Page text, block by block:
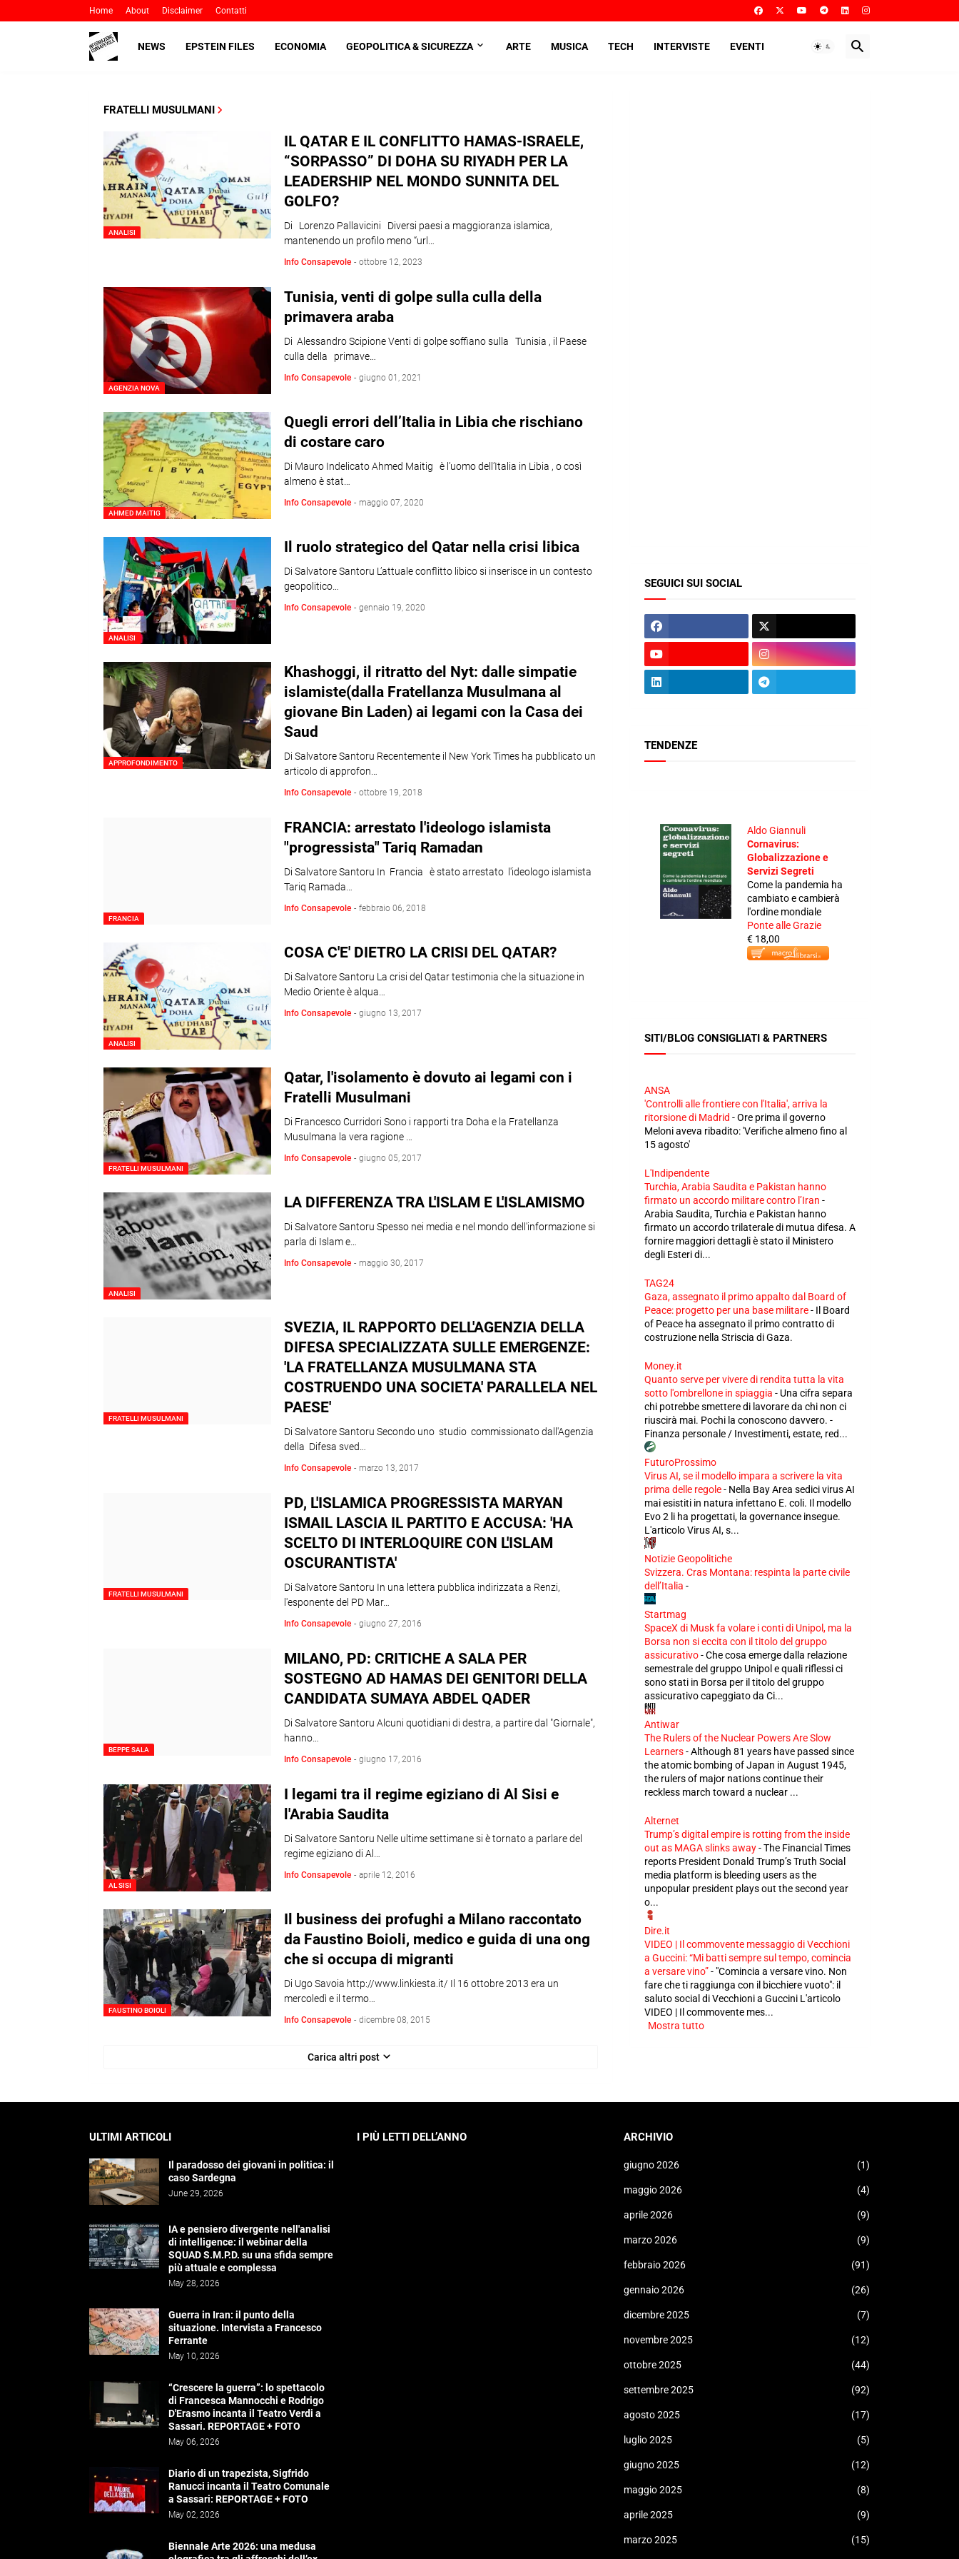
Home About Disclaimer Contatti
NEWS EPSTEIN FILES ECONOMIA GEOPOLITICA & SICUREZZA ARTE MUSICA TECH INTERVISTE EVENTI
FRATELLI MUSULMANI
ANALISI
IL QATAR E IL CONFLITTO HAMAS-ISRAELE,
“SORPASSO” DI DOHA SU RIYADH PER LA
LEADERSHIP NEL MONDO SUNNITA DEL
GOLFO?
Di Lorenzo Pallavicini Diversi paesi a maggioranza islamica,
mantenendo un profilo meno “url…
Info Consapevole - ottobre 12, 2023
AGENZIA NOVA
Tunisia, venti di golpe sulla culla della
primavera araba
Di Alessandro Scipione Venti di golpe soffiano sulla Tunisia , il Paese
culla della primave…
Info Consapevole - giugno 01, 2021
AHMED MAITIG
Quegli errori dell’Italia in Libia che rischiano
di costare caro
Di Mauro Indelicato Ahmed Maitig è l’uomo dell’Italia in Libia , o così
almeno è stat…
Info Consapevole - maggio 07, 2020
ANALISI
Il ruolo strategico del Qatar nella crisi libica
Di Salvatore Santoru L’attuale conflitto libico si inserisce in un contesto
geopolitico…
Info Consapevole - gennaio 19, 2020
APPROFONDIMENTO
Khashoggi, il ritratto del Nyt: dalle simpatie
islamiste(dalla Fratellanza Musulmana al
giovane Bin Laden) ai legami con la Casa dei
Saud
Di Salvatore Santoru Recentemente il New York Times ha pubblicato un
articolo di approfon…
Info Consapevole - ottobre 19, 2018
FRANCIA
FRANCIA: arrestato l'ideologo islamista
"progressista" Tariq Ramadan
Di Salvatore Santoru In Francia è stato arrestato l'ideologo islamista
Tariq Ramada…
Info Consapevole - febbraio 06, 2018
ANALISI
COSA C'E' DIETRO LA CRISI DEL QATAR?
Di Salvatore Santoru La crisi del Qatar testimonia che la situazione in
Medio Oriente è alqua…
Info Consapevole - giugno 13, 2017
FRATELLI MUSULMANI
Qatar, l'isolamento è dovuto ai legami con i
Fratelli Musulmani
Di Francesco Curridori Sono i rapporti tra Doha e la Fratellanza
Musulmana la vera ragione …
Info Consapevole - giugno 05, 2017
ANALISI
LA DIFFERENZA TRA L'ISLAM E L'ISLAMISMO
Di Salvatore Santoru Spesso nei media e nel mondo dell'informazione si
parla di Islam e…
Info Consapevole - maggio 30, 2017
FRATELLI MUSULMANI
SVEZIA, IL RAPPORTO DELL'AGENZIA DELLA
DIFESA SPECIALIZZATA SULLE EMERGENZE:
'LA FRATELLANZA MUSULMANA STA
COSTRUENDO UNA SOCIETA' PARALLELA NEL
PAESE'
Di Salvatore Santoru Secondo uno studio commissionato dall'Agenzia
della Difesa sved…
Info Consapevole - marzo 13, 2017
FRATELLI MUSULMANI
PD, L'ISLAMICA PROGRESSISTA MARYAN
ISMAIL LASCIA IL PARTITO E ACCUSA: 'HA
SCELTO DI INTERLOQUIRE CON L'ISLAM
OSCURANTISTA'
Di Salvatore Santoru In una lettera pubblica indirizzata a Renzi,
l'esponente del PD Mar…
Info Consapevole - giugno 27, 2016
BEPPE SALA
MILANO, PD: CRITICHE A SALA PER
SOSTEGNO AD HAMAS DEI GENITORI DELLA
CANDIDATA SUMAYA ABDEL QADER
Di Salvatore Santoru Alcuni quotidiani di destra, a partire dal "Giornale",
hanno…
Info Consapevole - giugno 17, 2016
AL SISI
I legami tra il regime egiziano di Al Sisi e
l'Arabia Saudita
Di Salvatore Santoru Nelle ultime settimane si è tornato a parlare del
regime egiziano di Al…
Info Consapevole - aprile 12, 2016
FAUSTINO BOIOLI
Il business dei profughi a Milano raccontato
da Faustino Boioli, medico e guida di una ong
che si occupa di migranti
Di Ugo Savoia http://www.linkiesta.it/ Il 16 ottobre 2013 era un
mercoledì e il termo…
Info Consapevole - dicembre 08, 2015
Carica altri post
SEGUICI SUI SOCIAL
TENDENZE
Aldo Giannuli
Cornavirus:
Globalizzazione e
Servizi Segreti
Come la pandemia ha
cambiato e cambierà
l'ordine mondiale
Ponte alle Grazie
€ 18,00
SITI/BLOG CONSIGLIATI & PARTNERS
ANSA
'Controlli alle frontiere con l'Italia', arriva la
ritorsione di Madrid -Ore prima il governo
Meloni aveva ribadito: 'Verifiche almeno fino al
15 agosto'
L'Indipendente
Turchia, Arabia Saudita e Pakistan hanno
firmato un accordo militare contro l’Iran -
Arabia Saudita, Turchia e Pakistan hanno
firmato un accordo trilaterale di mutua difesa. A
fornire maggiori dettagli è stato il Ministero
degli Esteri di...
TAG24
Gaza, assegnato il primo appalto dal Board of
Peace: progetto per una base militare- Il Board
of Peace ha assegnato il primo contratto di
costruzione nella Striscia di Gaza.
Money.it
Quanto serve per vivere di rendita tutta la vita
sotto l'ombrellone in spiaggia - Una cifra separa
chi potrebbe smettere di lavorare da chi non ci
riuscirà mai. Pochi la conoscono davvero. -
Finanza personale / Investimenti, estate, red...
FuturoProssimo
Virus AI, se il modello impara a scrivere la vita
prima delle regole- Nella Bay Area sedici virus AI
mai esistiti in natura infettano E. coli. Il modello
Evo 2 li ha progettati, la governance insegue.
L'articolo Virus AI, s...
Notizie Geopolitiche
Svizzera. Cras Montana: respinta la parte civile
dell’Italia -
Startmag
SpaceX di Musk fa volare i conti di Unipol, ma la
Borsa non si eccita con il titolo del gruppo
assicurativo-Che cosa emerge dalla relazione
semestrale del gruppo Unipol e quali riflessi ci
sono stati in Borsa per il titolo del gruppo
assicurativo capeggiato da Ci...
Antiwar
The Rulers of the Nuclear Powers Are Slow
Learners-Although 81 years have passed since
the atomic bombing of Japan in August 1945,
the rulers of major nations continue their
reckless march toward a nuclear ...
Alternet
Trump’s digital empire is rotting from the inside
out as MAGA slinks away-The Financial Times
reports President Donald Trump’s Truth Social
media platform is bleeding users as the
unpopular president plays out the second year
o...
Dire.it
VIDEO | Il commovente messaggio di Vecchioni
a Guccini: “Mi batti sempre sul tempo, comincia
a versare vino”- "Comincia a versare vino. Non
fare che ti raggiunga con il bicchiere vuoto": il
saluto social di Vecchioni a Guccini L'articolo
VIDEO | Il commovente mes...
Mostra tutto
ULTIMI ARTICOLI
Il paradosso dei giovani in politica: il
caso Sardegna
June 29, 2026
IA e pensiero divergente nell'analisi
di intelligence: il webinar della
SQUAD S.M.P.D. su una sfida sempre
più attuale e complessa
May 28, 2026
Guerra in Iran: il punto della
situazione. Intervista a Francesco
Ferrante
May 10, 2026
“Crescere la guerra”: lo spettacolo
di Francesca Mannocchi e Rodrigo
D'Erasmo incanta il Teatro Verdi a
Sassari. REPORTAGE + FOTO
May 06, 2026
Diario di un trapezista, Sigfrido
Ranucci incanta il Teatro Comunale
a Sassari: REPORTAGE + FOTO
May 02, 2026
Biennale Arte 2026: una medusa
I PIÙ LETTI DELL’ANNO ARCHIVIO
giugno 2026 (1)
maggio 2026 (4)
aprile 2026 (9)
marzo 2026 (9)
febbraio 2026 (91)
gennaio 2026 (26)
dicembre 2025 (7)
novembre 2025 (12)
ottobre 2025 (44)
settembre 2025 (92)
agosto 2025 (17)
luglio 2025 (5)
giugno 2025 (12)
maggio 2025 (8)
aprile 2025 (9)
marzo 2025 (15)